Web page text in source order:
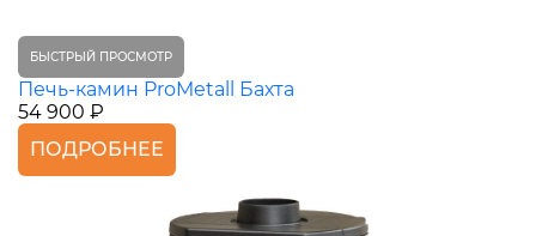
БЫСТРЫЙ ПРОСМОТР
Печь-камин ProMetall Бахта
54 900 ₽
ПОДРОБНЕЕ